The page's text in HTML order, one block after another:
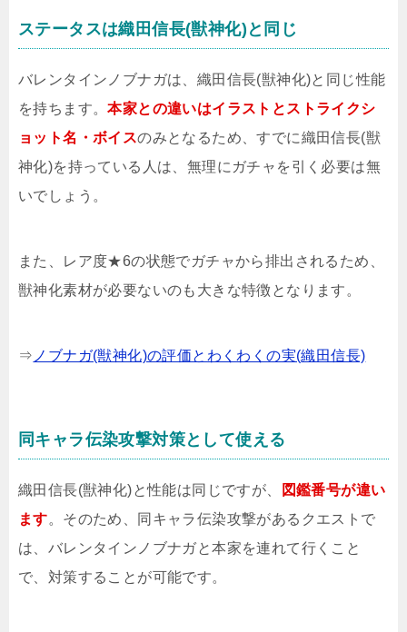
ステータスは織田信長(獣神化)と同じ
バレンタインノブナガは、織田信長(獣神化)と同じ性能
を持ちます。本家との違いはイラストとストライクシ
ョット名・ボイスのみとなるため、すでに織田信長(獣
神化)を持っている人は、無理にガチャを引く必要は無
いでしょう。
また、レア度★6の状態でガチャから排出されるため、
獣神化素材が必要ないのも大きな特徴となります。
⇒ ノブナガ(獣神化)の評価とわくわくの実(織田信長)
同キャラ伝染攻撃対策として使える
織田信長(獣神化)と性能は同じですが、
図鑑番号が違い
ます。そのため、同キャラ伝染攻撃があるクエストで
は、バレンタインノブナガと本家を連れて行くこと
で、対策することが可能です。